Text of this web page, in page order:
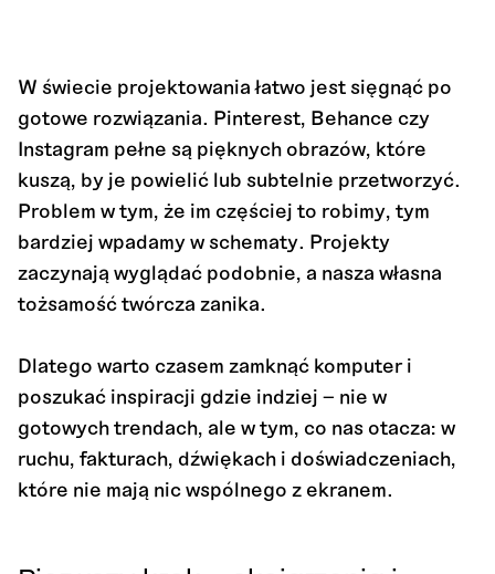
W świecie projektowania łatwo jest sięgnąć po
gotowe rozwiązania. Pinterest, Behance czy
Instagram pełne są pięknych obrazów, które
kuszą, by je powielić lub subtelnie przetworzyć.
Problem w tym, że im częściej to robimy, tym
bardziej wpadamy w schematy. Projekty
zaczynają wyglądać podobnie, a nasza własna
tożsamość twórcza zanika.
Dlatego warto czasem zamknąć komputer i
poszukać inspiracji gdzie indziej – nie w
gotowych trendach, ale w tym, co nas otacza: w
ruchu, fakturach, dźwiękach i doświadczeniach,
które nie mają nic wspólnego z ekranem.